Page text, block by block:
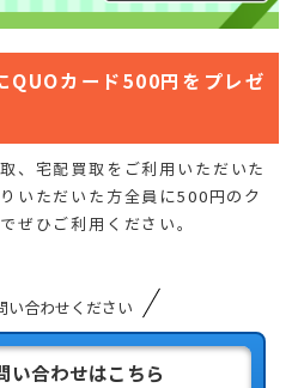
QUOカード500円をプレゼ
、宅配買取をご利用いただいた
いただいた方全員に500円のク
ぜひご利用ください。
い合わせください
い合わせはこちら